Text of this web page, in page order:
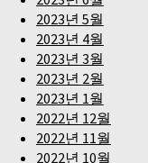
2023년 5월
2023년 4월
2023년 3월
2023년 2월
2023년 1월
2022년 12월
2022년 11월
2022년 10월